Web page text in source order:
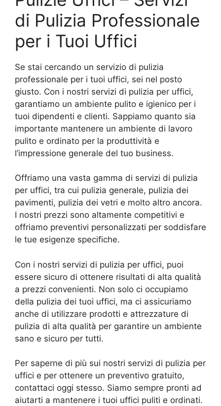
di Pulizia Professionale
per i Tuoi Uffici
Se stai cercando un servizio di pulizia
professionale per i tuoi uffici, sei nel posto
giusto. Con i nostri servizi di pulizia per uffici,
garantiamo un ambiente pulito e igienico per i
tuoi dipendenti e clienti. Sappiamo quanto sia
importante mantenere un ambiente di lavoro
pulito e ordinato per la produttività e
l’impressione generale del tuo business.
Offriamo una vasta gamma di servizi di pulizia
per uffici, tra cui pulizia generale, pulizia dei
pavimenti, pulizia dei vetri e molto altro ancora.
I nostri prezzi sono altamente competitivi e
offriamo preventivi personalizzati per soddisfare
le tue esigenze specifiche.
Con i nostri servizi di pulizia per uffici, puoi
essere sicuro di ottenere risultati di alta qualità
a prezzi convenienti. Non solo ci occupiamo
della pulizia dei tuoi uffici, ma ci assicuriamo
anche di utilizzare prodotti e attrezzature di
pulizia di alta qualità per garantire un ambiente
sano e sicuro per tutti.
Per saperne di più sui nostri servizi di pulizia per
uffici e per ottenere un preventivo gratuito,
contattaci oggi stesso. Siamo sempre pronti ad
aiutarti a mantenere i tuoi uffici puliti e ordinati.